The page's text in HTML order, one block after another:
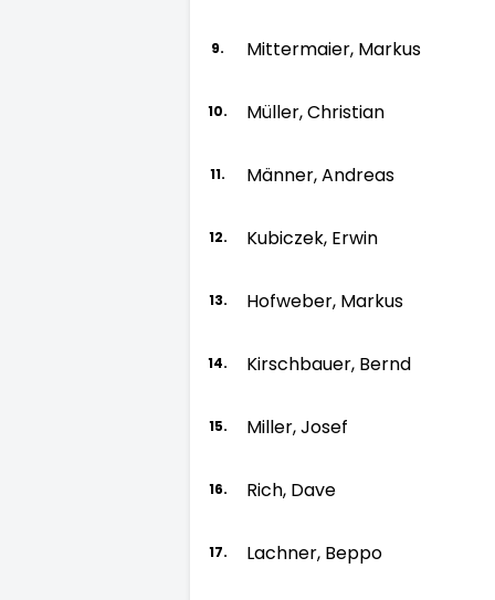
9. Mittermaier, Markus
10. Müller, Christian
11. Männer, Andreas
12. Kubiczek, Erwin
13. Hofweber, Markus
14. Kirschbauer, Bernd
15. Miller, Josef
16. Rich, Dave
17. Lachner, Beppo